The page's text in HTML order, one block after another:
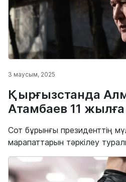
3 маусым, 2025
Қырғызстанда
Атамбаев 11
Сот бұрынғы президенттің
марапаттарын тәркілеу